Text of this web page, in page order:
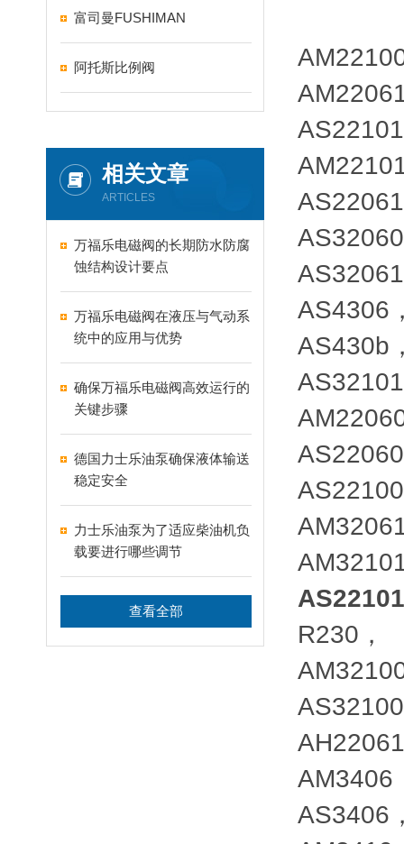
富司曼FUSHIMAN
阿托斯比例阀
相关文章
ARTICLES
万福乐电磁阀的长期防水防腐
蚀结构设计要点
万福乐电磁阀在液压与气动系
统中的应用与优势
确保万福乐电磁阀高效运行的
关键步骤
德国力士乐油泵确保液体输送
稳定安全
力士乐油泵为了适应柴油机负
载要进行哪些调节
查看全部
R230，